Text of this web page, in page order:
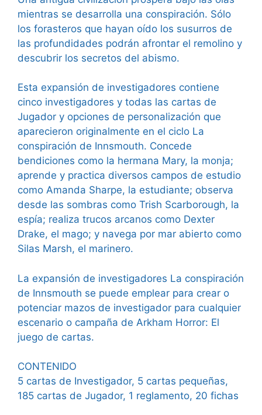
mientras se desarrolla una conspiración. Sólo
los forasteros que hayan oído los susurros de
las profundidades podrán afrontar el remolino y
descubrir los secretos del abismo.
Esta expansión de investigadores contiene
cinco investigadores y todas las cartas de
Jugador y opciones de personalización que
aparecieron originalmente en el ciclo La
conspiración de Innsmouth. Concede
bendiciones como la hermana Mary, la monja;
aprende y practica diversos campos de estudio
como Amanda Sharpe, la estudiante; observa
desde las sombras como Trish Scarborough, la
espía; realiza trucos arcanos como Dexter
Drake, el mago; y navega por mar abierto como
Silas Marsh, el marinero.
La expansión de investigadores La conspiración
de Innsmouth se puede emplear para crear o
potenciar mazos de investigador para cualquier
escenario o campaña de Arkham Horror: El
juego de cartas.
CONTENIDO
5 cartas de Investigador, 5 cartas pequeñas,
185 cartas de Jugador, 1 reglamento, 20 fichas